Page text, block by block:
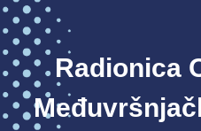
Radionica